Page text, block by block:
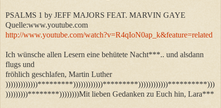
PSALMS 1 by JEFF MAJORS FEAT. MARVIN GAYE
Quelle:www.youtube.com
http://www.youtube.com/watch?v=R4qIoN0ap_k&feature=related
Ich wünsche allen Lesern eine behütete Nacht***.. und alsdann
flugs und
fröhlich geschlafen, Martin Luther
)))))))))))))*********))))))))))))*********))))))))))))**********)))
)))))))))********))))))))Mit lieben Gedanken zu Euch hin, Lara***